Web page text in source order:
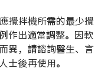
攪拌機所需的最少攪
作出適當調整。因軟
異，請諮詢醫生、言
士後再使用。